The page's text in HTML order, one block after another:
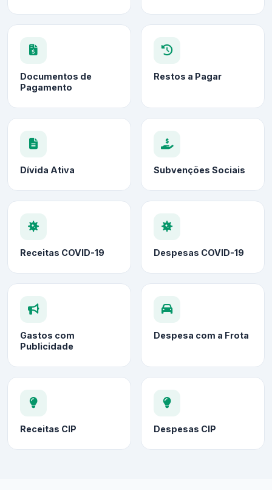
Documentos de
Pagamento
Restos a Pagar
Dívida Ativa Subvenções Sociais
Receitas COVID-19 Despesas COVID-19
Gastos com
Publicidade
Despesa com a Frota
Receitas CIP Despesas CIP